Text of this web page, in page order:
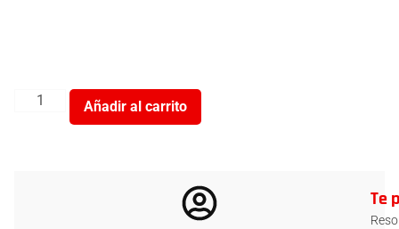
Añadir al carrito
Te